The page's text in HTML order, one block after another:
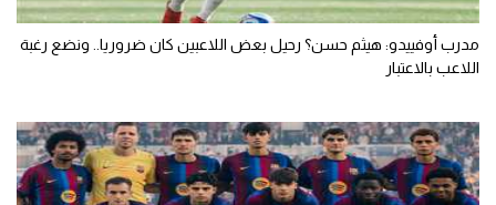
مدرب أوفييدو: هيثم حسن؟ رحيل بعض اللاعبين كان ضروريا.. ونضع رغبة
اللاعب بالاعتبار